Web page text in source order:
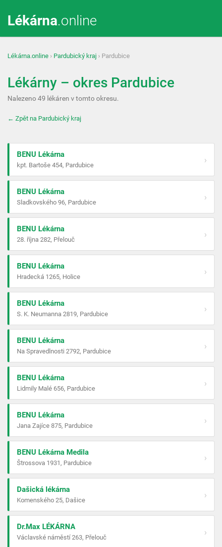
Lékárna.online
Lékárna.online › Pardubický kraj › Pardubice
Lékárny – okres Pardubice
Nalezeno 49 lékáren v tomto okresu.
← Zpět na Pardubický kraj
BENU Lékárna
kpt. Bartoše 454, Pardubice
›
BENU Lékárna
Sladkovského 96, Pardubice
›
BENU Lékárna
28. října 282, Přelouč
›
BENU Lékárna
Hradecká 1265, Holice
›
BENU Lékárna
S. K. Neumanna 2819, Pardubice
›
BENU Lékárna
Na Spravedlnosti 2792, Pardubice
›
BENU Lékárna
Lidmily Malé 656, Pardubice
›
BENU Lékárna
Jana Zajíce 875, Pardubice
›
BENU Lékárna Medila
Štrossova 1931, Pardubice
›
Dašická lékárna
Komenského 25, Dašice
›
Dr.Max LÉKÁRNA
Václavské náměstí 263, Přelouč
›